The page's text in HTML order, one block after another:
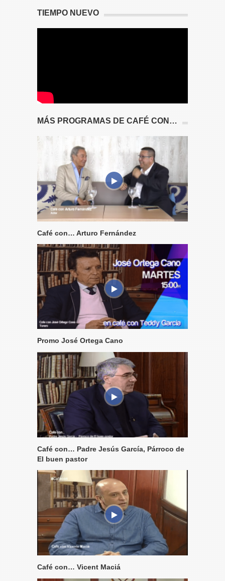
TIEMPO NUEVO
MÁS PROGRAMAS DE CAFÉ CON…
Café con… Arturo Fernández
Promo José Ortega Cano
Café con… Padre Jesús García, Párroco de
El buen pastor
Café con… Vicent Maciá